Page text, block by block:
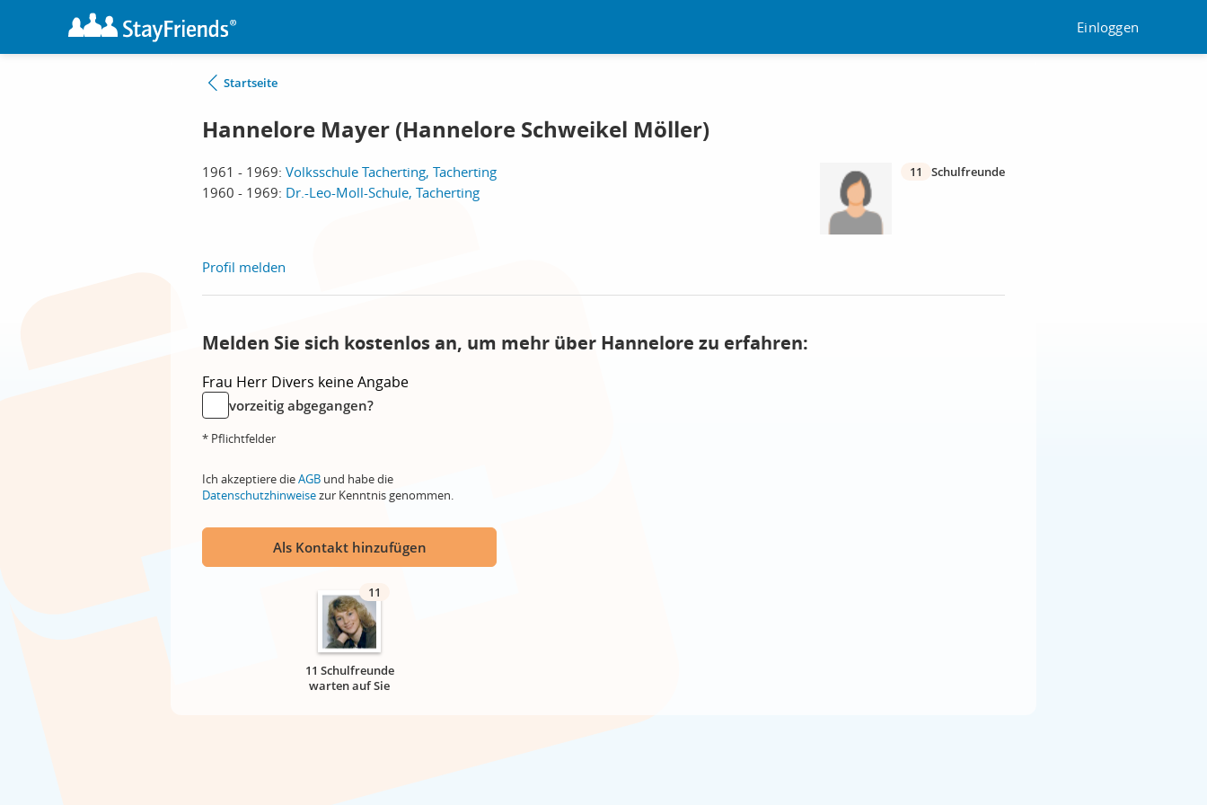
Einloggen
Startseite
Hannelore Mayer (Hannelore Schweikel Möller)
1961 - 1969: Volksschule Tacherting, Tacherting
1960 - 1969: Dr.-Leo-Moll-Schule, Tacherting
11 Schulfreunde
Profil melden
Melden Sie sich kostenlos an, um mehr über Hannelore zu erfahren:
Frau Herr Divers keine Angabe
vorzeitig abgegangen?
* Pflichtfelder
Ich akzeptiere dieAGB und habe die
Datenschutzhinweisezur Kenntnis genommen.
Als Kontakt hinzufügen
11
11 Schulfreunde
warten auf Sie